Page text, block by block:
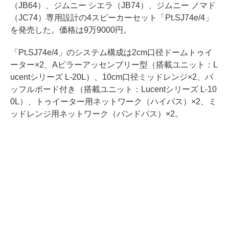
（JB64）、ジムニー シエラ（JB74）、ジムニー ノマド
（JC74）専用設計の4スピーカーセット「Pt.SJ74e/4」
を発売した。価格は9万9000円。
「Pt.SJ74e/4」のシステム構成は2cm口径ドームトゥイ
ーター×2、Aピラーアッセンブリー型（搭載ユニット：L
ucentシリーズ L-20L）、10cm口径ミッドレンジ×2、バ
ッフルボード付き（搭載ユニット：Lucentシリーズ L-10
0L）、トゥイーター用ネットワーク（ハイパス）×2、ミ
ッドレンジ用ネットワーク（バンドパス）×2。